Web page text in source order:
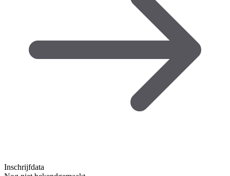
Inschrijfdata